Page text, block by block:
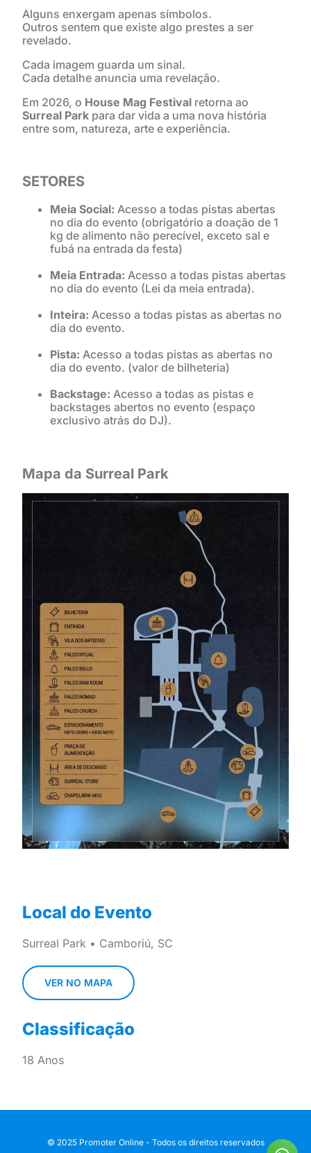
Alguns enxergam apenas símbolos.
Outros sentem que existe algo prestes a ser
revelado.
Cada imagem guarda um sinal.
Cada detalhe anuncia uma revelação.
Em 2026, o House Mag Festival retorna ao
Surreal Park para dar vida a uma nova história
entre som, natureza, arte e experiência.
SETORES
Meia Social: Acesso a todas pistas abertas
no dia do evento (obrigatório a doação de 1
kg de alimento não perecível, exceto sal e
fubá na entrada da festa)
Meia Entrada: Acesso a todas pistas abertas
no dia do evento (Lei da meia entrada).
Inteira: Acesso a todas pistas as abertas no
dia do evento.
Pista: Acesso a todas pistas as abertas no
dia do evento. (valor de bilheteria)
Backstage: Acesso a todas as pistas e
backstages abertos no evento (espaço
exclusivo atrás do DJ).
Mapa da Surreal Park
Local do Evento
Surreal Park • Camboriú, SC
VER NO MAPA
Classificação
18 Anos
© 2025 Promoter Online - Todos os direitos reservados